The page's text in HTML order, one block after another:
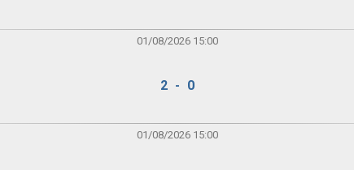
01/08/2026 15:00
2 - 0
01/08/2026 15:00